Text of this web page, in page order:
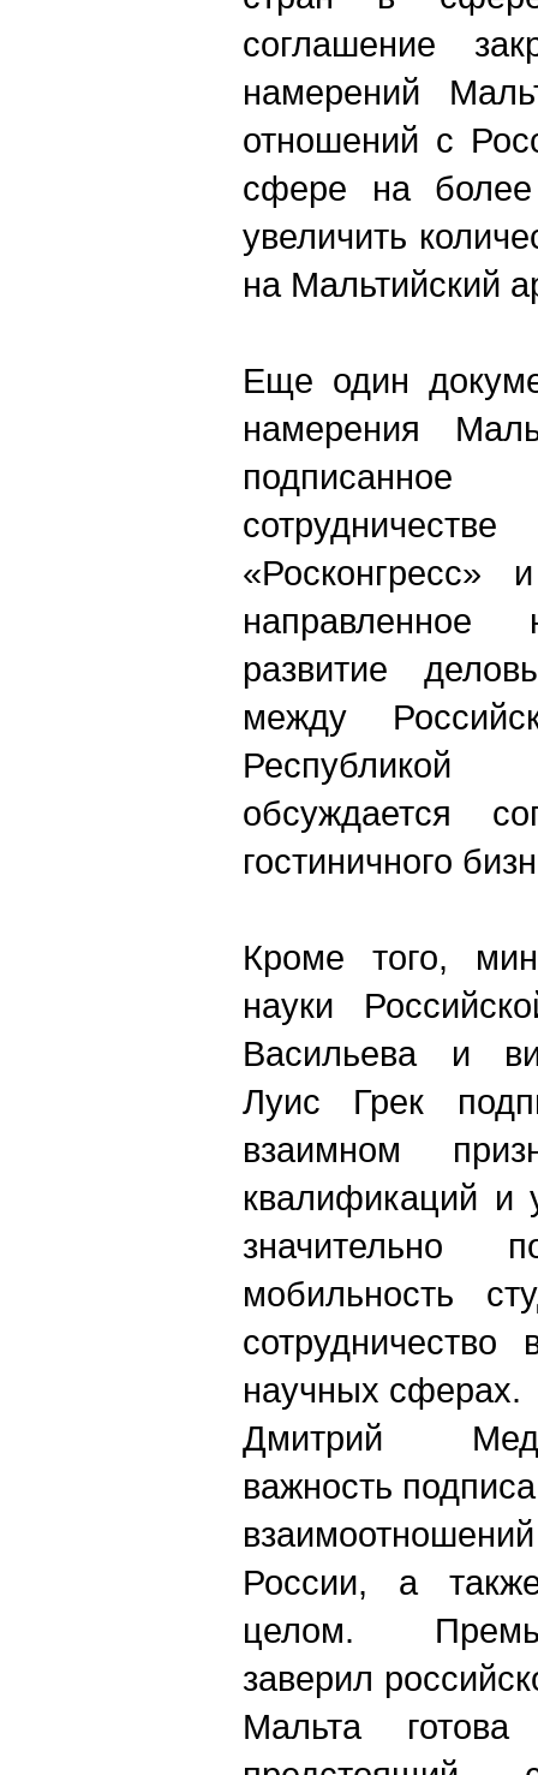
соглашение
намерений
отношений с
сфере на
увеличить
на Мальтийский
Еще один
намерения
«Росконгресс»
развитие
между
обсуждается
гостиничного
Кроме того,
науки
Васильева и
Луис Грек
взаимном
квалификаций и
значительно
мобильность
сотрудничество
научных
Дмитрий
важность
России, а
целом.
заверил
Мальта готова